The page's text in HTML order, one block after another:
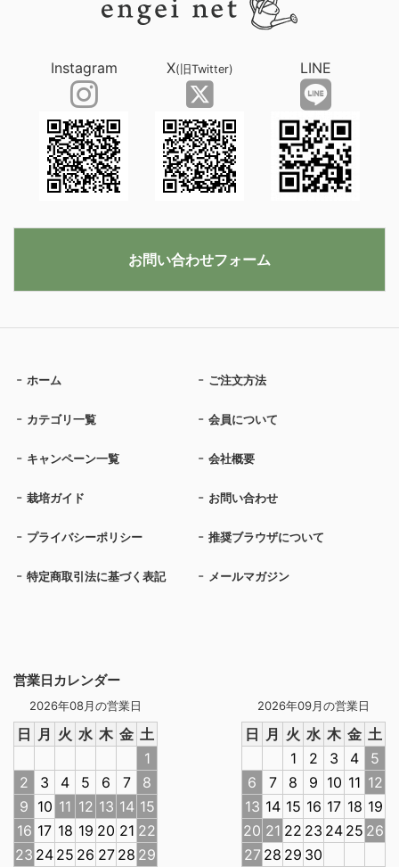
営業日カレンダー
2026年08月の営業日
日 月 火 水 木 金 土
1
2
3 4 5 6 7
8
9 10 11 12 13 14 15
16 17 18 19 20 21 22
23 24 25 26 27 28 29
2026年09月の営業日
日 月 火 水 木 金 土
1
2 3 4
5
6
7 8 9 10 11 12
13 14 15 16 17 18 19
20 21 22 23 24 25 26
27 28 29 30
ホーム ご注文方法
カテゴリ一覧 会員について
キャンペーン一覧 会社概要
栽培ガイド お問い合わせ
プライバシーポリシー 推奨ブラウザについて
特定商取引法に基づく表記 メールマガジン
Instagram X(旧Twitter) LINE
お問い合わせフォーム